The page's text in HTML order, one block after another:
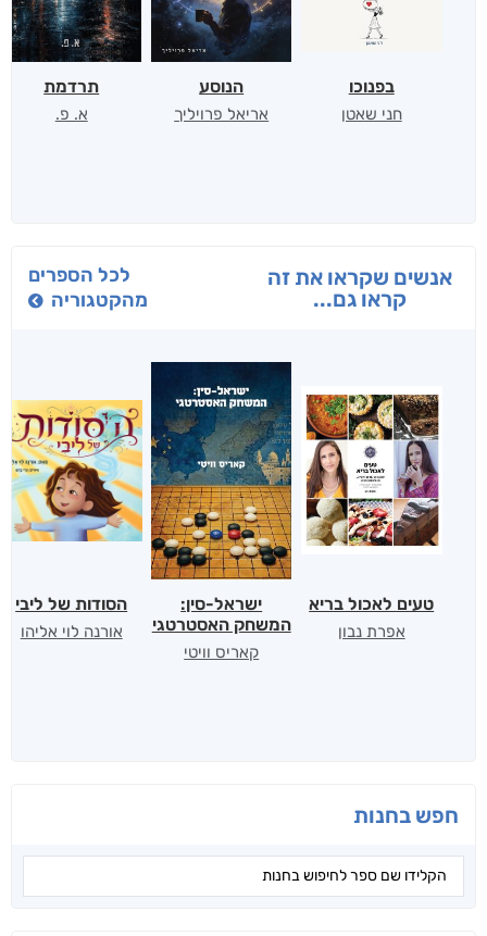
חפש בחנות
בפנוכו
חני שאטן
הנוסע
אריאל פרויליך
תרדמת
א. פ.
אנשים שקראו את זה
קראו גם...
לכל הספרים
מהקטגוריה
טעים לאכול בריא
אפרת נבון
ישראל-סין:
המשחק האסטרטגי
קאריס וויטי
הסודות של ליבי
אורנה לוי אליהו